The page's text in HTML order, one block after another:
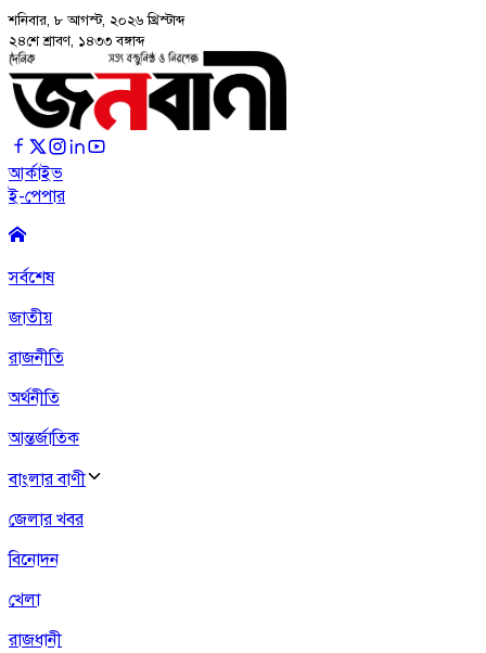
শনিবার, ৮ আগস্ট, ২০২৬ খ্রিস্টাব্দ
২৪শে শ্রাবণ, ১৪৩৩ বঙ্গাব্দ
আর্কাইভ
ই-পেপার
সর্বশেষ
জাতীয়
রাজনীতি
অর্থনীতি
আন্তর্জাতিক
বাংলার বাণী
জেলার খবর
বিনোদন
খেলা
রাজধানী